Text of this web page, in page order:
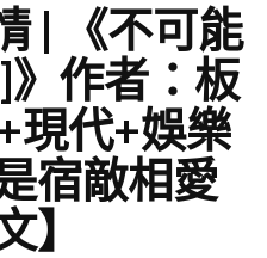
| 《不可能
作者：板
現代+娛樂
宿敵相愛
】